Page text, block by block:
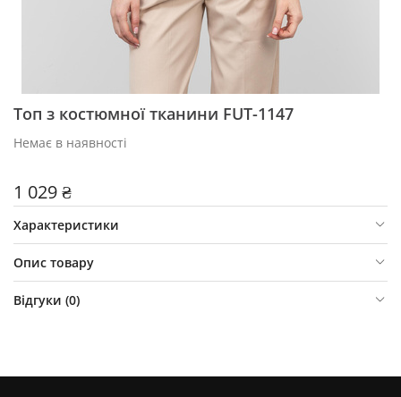
Топ з костюмної тканини FUT-1147
Немає в наявності
1 029 ₴
Характеристики
Опис товару
Відгуки (0)